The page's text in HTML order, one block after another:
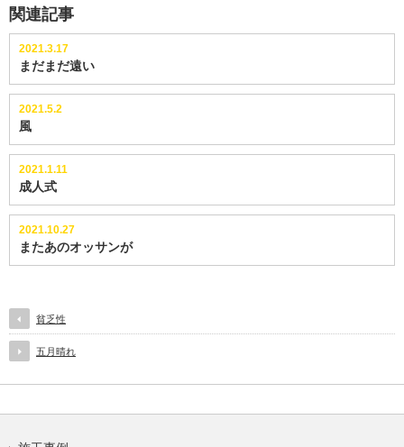
関連記事
2021.3.17
まだまだ遠い
2021.5.2
風
2021.1.11
成人式
2021.10.27
またあのオッサンが
貧乏性
五月晴れ